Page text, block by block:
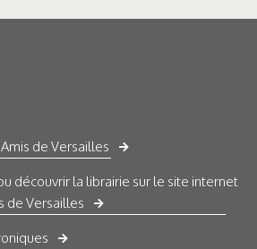
de Versailles
découvrir la librairie sur le site internet
de Versailles